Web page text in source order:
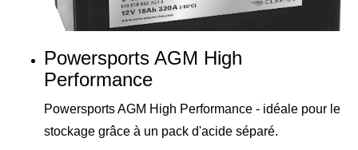
Powersports AGM High
Performance
Powersports AGM High Performance - idéale pour le
stockage grâce à un pack d'acide séparé.